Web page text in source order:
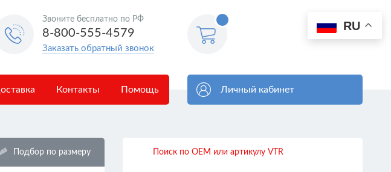
RU
Звоните бесплатно по РФ
8-800-555-4579
Заказать обратный звонок
Контакты Помощь Личный кабинет
Подбор по размеру Поиск по OEM или артикулу VTR